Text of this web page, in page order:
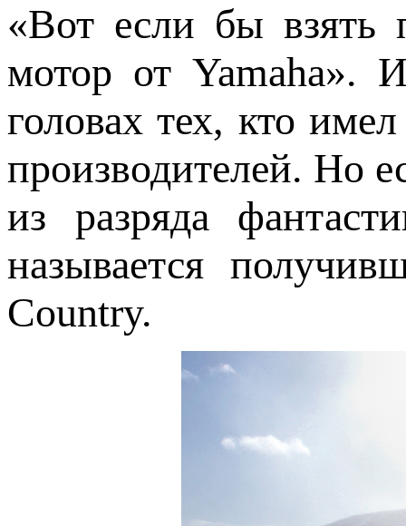
«Вот если бы взять
мотор от Yamaha».
головах тех, кто
производителей. Но
из разряда
называется
Country.